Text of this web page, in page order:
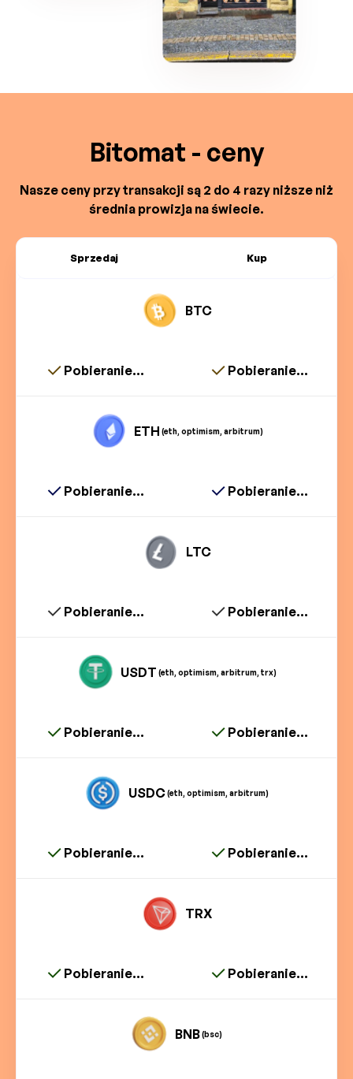
Bitomat - ceny
Nasze ceny przy transakcji są 2 do 4 razy niższe niż
średnia prowizja na świecie.
Sprzedaj Kup
BTC
Pobieranie... Pobieranie...
ETH (eth, optimism, arbitrum)
Pobieranie... Pobieranie...
LTC
Pobieranie... Pobieranie...
USDT (eth, optimism, arbitrum, trx)
Pobieranie... Pobieranie...
USDC(eth, optimism, arbitrum)
Pobieranie... Pobieranie...
TRX
Pobieranie... Pobieranie...
BNB(bsc)